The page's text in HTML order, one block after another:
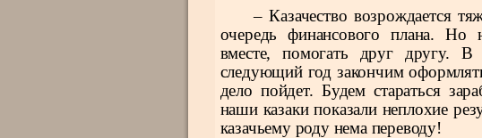
– Казачество возрождается
очередь финансового плана. Но
вместе, помогать друг другу.
следующий год закончим
дело пойдет. Будем стараться
наши казаки показали неплохие
казачьему роду нема переводу!